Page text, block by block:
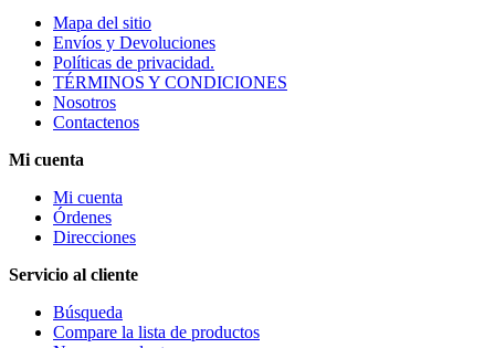
Mapa del sitio
Envíos y Devoluciones
Políticas de privacidad.
TÉRMINOS Y CONDICIONES
Nosotros
Contactenos
Mi cuenta
Mi cuenta
Órdenes
Direcciones
Servicio al cliente
Búsqueda
Compare la lista de productos